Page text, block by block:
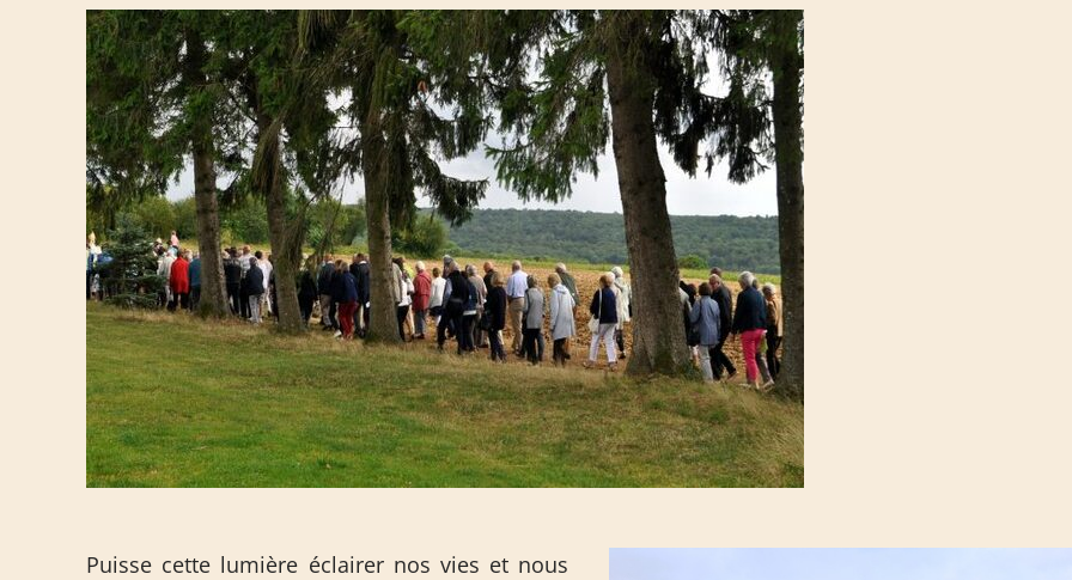
Puisse cette lumière éclairer nos vies et nous